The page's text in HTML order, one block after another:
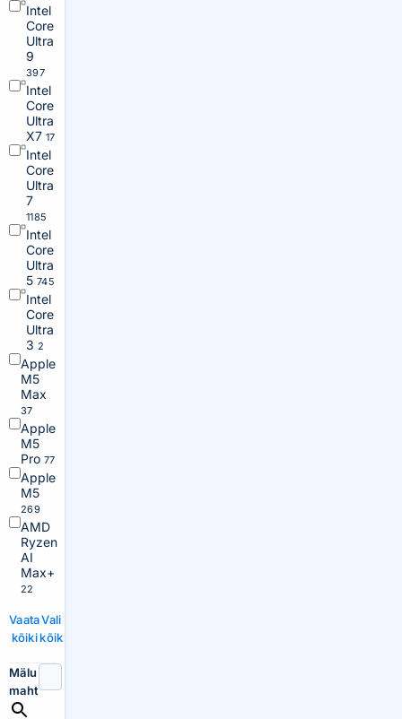
Intel
Core
Ultra
9
397
Intel
Core
Ultra
X7 17
Intel
Core
Ultra
7
1185
Intel
Core
Ultra
5 745
Intel
Core
Ultra
3 2
Apple
M5
Max
37
Apple
M5
Pro 77
Apple
M5
269
AMD
Ryzen
AI
Max+
22
Vaata
kõiki
Vali
kõik
Mälu
maht